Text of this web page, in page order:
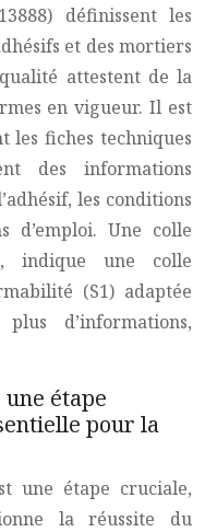
définissent les
et des mortiers
attestent de la
en vigueur. Il est
fiches techniques
des informations
les conditions
d’emploi. Une colle
indique une colle
(S1) adaptée
d’informations,
étape
pour la
une étape cruciale,
la réussite du